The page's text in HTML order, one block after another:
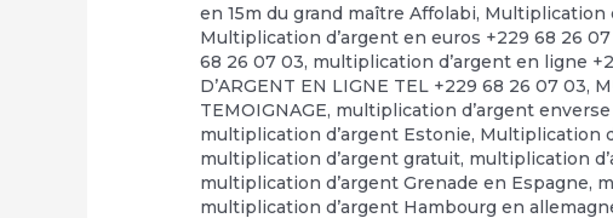
en 15m du grand maître Affolabi, Multiplication
Multiplication d’argent en euros +229 68 26
68 26 07 03, multiplication d’argent en ligne
D’ARGENT EN LIGNE TEL +229 68 26 07 03,
TEMOIGNAGE, multiplication d’argent
multiplication d’argent Estonie, Multiplication
multiplication d’argent gratuit, multiplication
multiplication d’argent Grenade en Espagne,
multiplication d’argent Hambourg en